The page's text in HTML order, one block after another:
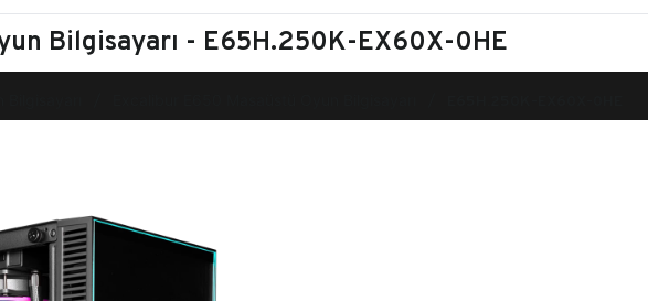
Bilgisayarı - E65H.250K-EX60X-0HE